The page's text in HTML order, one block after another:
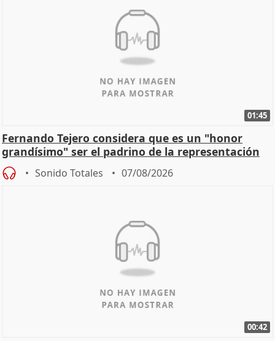
01:45
Fernando Tejero considera que es un "honor
grandísimo" ser el padrino de la representación
Sonido Totales 07/08/2026
00:42